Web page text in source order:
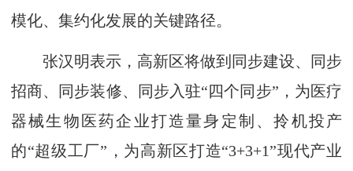
模化、集约化发展的关键路径。
张汉明表示，高新区将做到同步建设、同步
招商、同步装修、同步入驻“四个同步”，为医疗
器械生物医药企业打造量身定制、拎机投产
的“超级工厂”，为高新区打造“3+3+1”现代产业